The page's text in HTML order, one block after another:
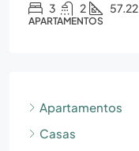
3 2 57.22
APARTAMENTOS
Apartamentos
Casas